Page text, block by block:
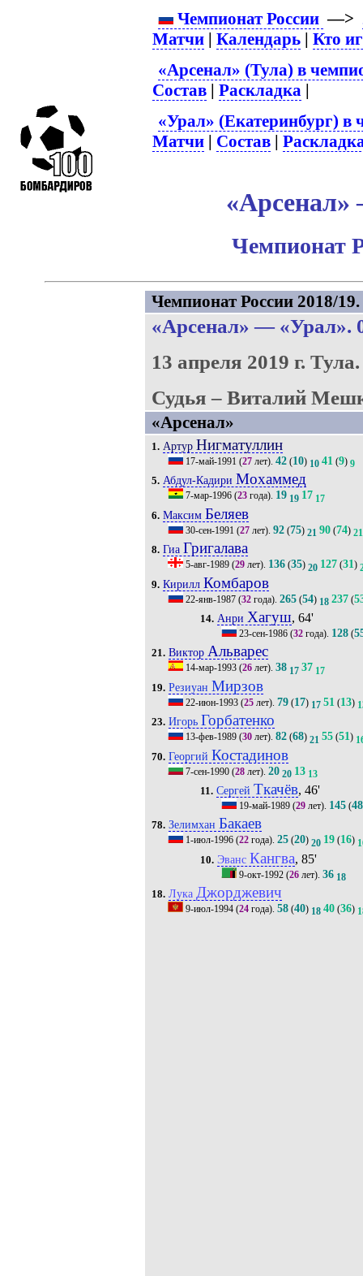
Чемпионат России —>
Матчи |Календарь |Кто
«Арсенал» (Тула) в
Состав |Раскладка |
«Урал» (Екатеринбург) в
Матчи | Состав |
«Арсенал»
Чемпионат
Чемпионат России 2018/
«Арсенал» — «Урал».
13 апреля 2019 г.
Судья – Виталий
«Арсенал»
1. Артур Нигматуллин
17-май-1991 (27лет). 42(10) 10 41(9) 9
5. Абдул-Кадири Мохаммед
7-мар-1996(23года). 19 19 17 17
6. Максим Беляев
30-сен-1991 (27лет). 92(75) 21 90(74) 21
8. Гиа Григалава
5-авг-1989(29лет). 136(35) 20 127(31)
9. Кирилл Комбаров
22-янв-1987(32года). 265(54) 18 237(
14. Анри Хагуш, 64'
23-сен-1986 (32 года). 128 (
21. Виктор Альварес
14-мар-1993(26лет). 38 17 37 17
19. Резиуан Мирзов
22-июн-1993(25лет). 79(17) 17 51 (13)
23. Игорь Горбатенко
13-фев-1989(30лет). 82(68) 21 55(51)
70. Георгий Костадинов
7-сен-1990(28лет). 20 20 13 13
11. Сергей Ткачёв, 46'
19-май-1989 (29 лет). 145 (48
78. Зелимхан Бакаев
1-июл-1996(22года). 25(20) 20 19(16)
10. Эванс Кангва, 85'
9-окт-1992 (26 лет).36 18
18. Лука Джорджевич
9-июл-1994(24года). 58(40) 18 40(36)